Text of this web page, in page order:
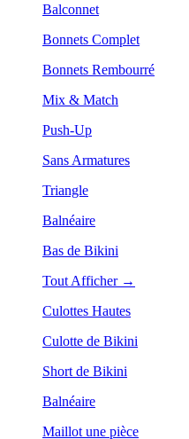
Balconnet
Bonnets Complet
Bonnets Rembourré
Mix & Match
Push-Up
Sans Armatures
Triangle
Balnéaire
Bas de Bikini
Tout Afficher →
Culottes Hautes
Culotte de Bikini
Short de Bikini
Balnéaire
Maillot une pièce